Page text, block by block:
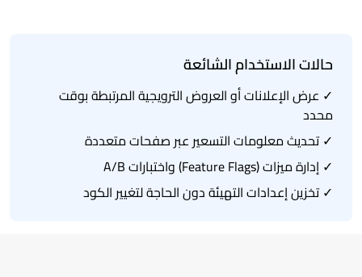
حالات الاستخدام الشائعة
✓ عرض الإعلانات أو العروض الترويجية المرتبطة بوقت
محدد
✓ تحديث معلومات التسعير عبر صفحات متعددة
✓ إدارة ميزات (Feature Flags) واختبارات A/B
✓ تخزين إعدادات التهيئة دون الحاجة لتغيير الكود